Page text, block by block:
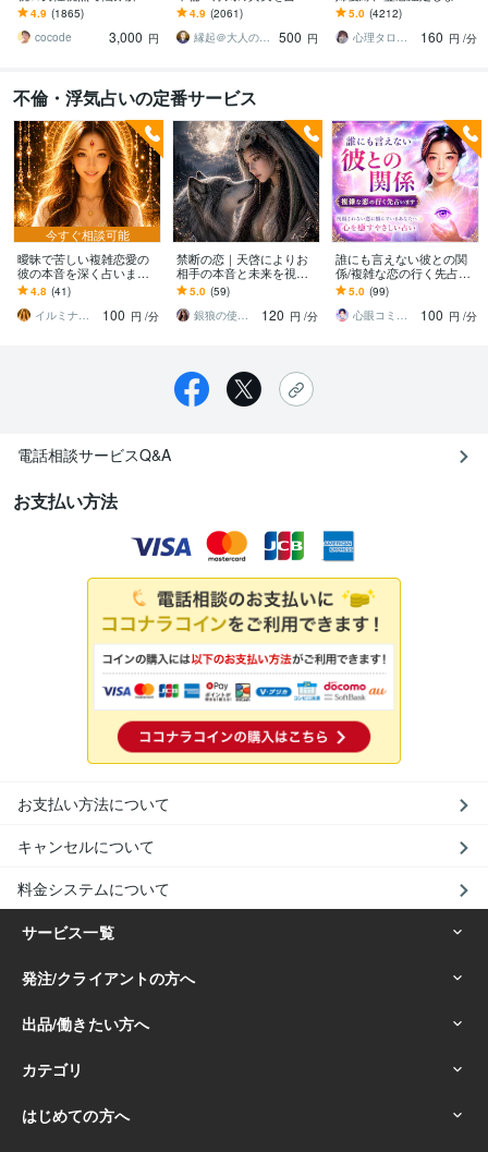
します 彼のホントの気持
を霊視で読解き あなた
のモヤモヤを解決します
4.9 (1865)
cocode
3,000 円
ます 不倫・W不倫・浮気
など複雑恋愛の専門家に
よる究極霊視鑑定
4.9 (2061)
縁起＠大人の恋愛占い師
500 円
鑑定中に癒しの声で波動
を整え、変化と成就をサ
ポートします
5.0 (4212)
心理タロット 愛乃巫奏（アムールのぶえ）
160 円 /分
不倫・浮気占いの定番サービス
今すぐ相談可能
曖昧で苦しい複雑恋愛の
彼の本音を深く占います
ひとりで抱えた恋の苦し
さにほっと優しく寄り添
うイルミナ鑑定♡
4.8 (41)
イルミナ鑑定⭐彩叶Saika
100 円 /分
禁断の恋｜天啓によりお
相手の本音と未来を視ま
す 言葉にできない想いと
これからの流れを丁寧に
読み解きます
5.0 (59)
銀狼の使者★ミハエル
120 円 /分
誰にも言えない彼との関
係/複雑な恋の行く先占い
ます 祝福されない恋に悩
んでいるあなたへ✨心を癒
すやさしい占い
5.0 (99)
心眼コミュニケーター⭐︎紗矢 saya
100 円 /分
電話相談サービスQ&A
お支払い方法
お支払い方法について
キャンセルについて
料金システムについて